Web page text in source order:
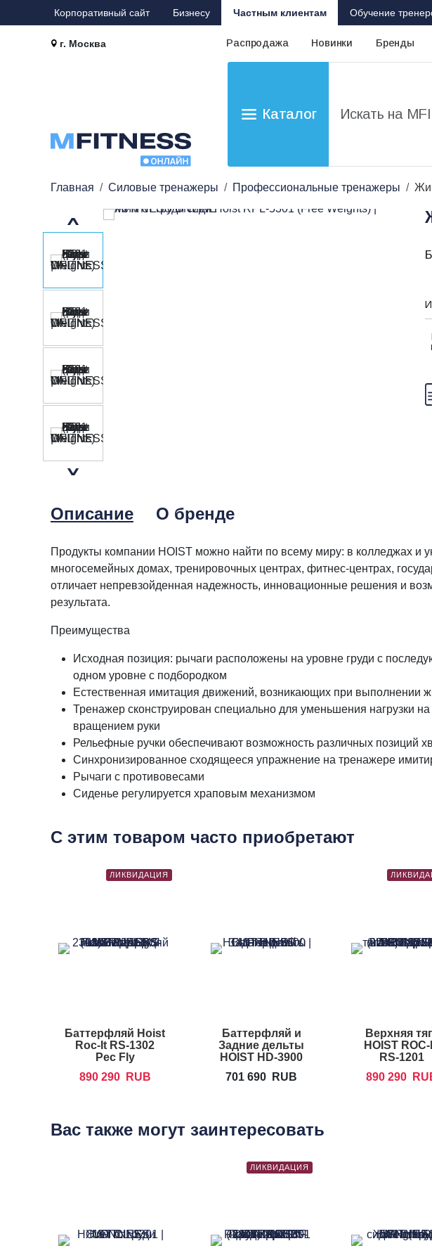
Корпоративный сайт Бизнесу Частным клиентам Обучение
г. Москва Распродажа Новинки Бренды
Каталог
Главная Силовые тренажеры Профессиональные тренажеры
Описание О бренде
Продукты компании HOIST можно найти по всему миру: в колледжах и
многосемейных домах, тренировочных центрах, фитнес-центрах,
отличает непревзойденная надежность, инновационные решения и
результата.
Преимущества
Исходная позиция: рычаги расположены на уровне груди с
одном уровне с подбородком
Естественная имитация движений, возникающих при выполнении
Тренажер сконструирован специально для уменьшения нагрузки
вращением руки
Рельефные ручки обеспечивают возможность различных позиций
Синхронизированное сходящееся упражнение на тренажере
Рычаги с противовесами
Сиденье регулируется храповым механизмом
С этим товаром часто приобретают
ЛИКВИДАЦИЯ
Баттерфляй Hoist
Roc-It RS-1302
Pec Fly
890 290
RUB
Баттерфляй и
Задние дельты
HOIST HD-3900
701 690
RUB
Верхняя
HOIST ROC-
RS-1201
890 290
Вас также могут заинтересовать
ЛИКВИДАЦИЯ